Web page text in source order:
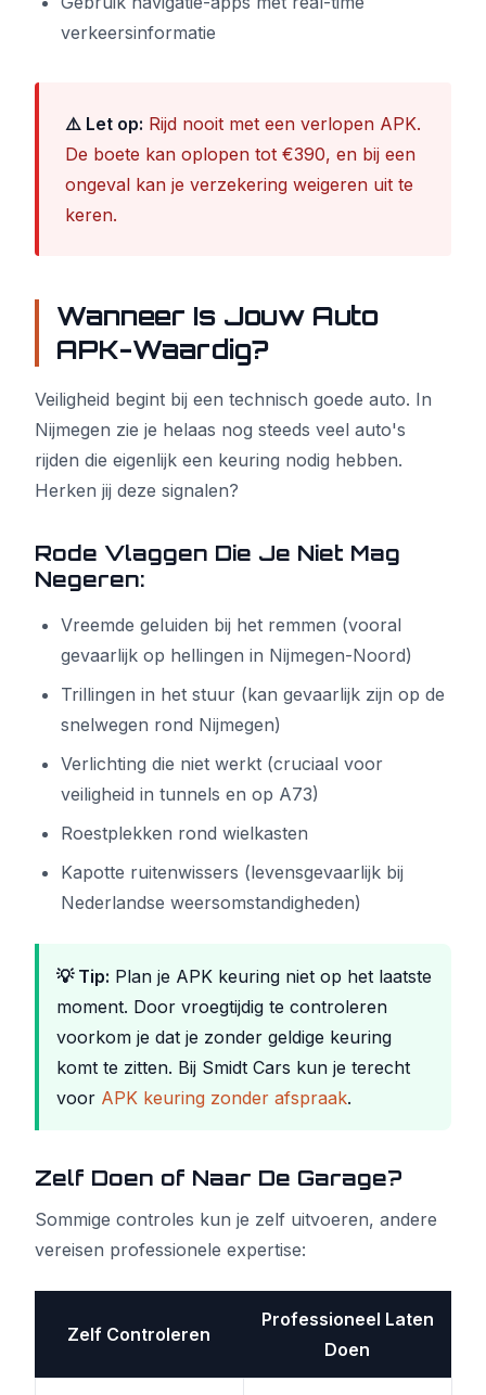
verkeersinformatie
⚠️ Let op: Rijd nooit met een verlopen APK.
De boete kan oplopen tot €390, en bij een
ongeval kan je verzekering weigeren uit te
keren.
Wanneer Is Jouw Auto
APK-Waardig?
Veiligheid begint bij een technisch goede auto. In
Nijmegen zie je helaas nog steeds veel auto's
rijden die eigenlijk een keuring nodig hebben.
Herken jij deze signalen?
Rode Vlaggen Die Je Niet Mag
Negeren:
Vreemde geluiden bij het remmen (vooral
gevaarlijk op hellingen in Nijmegen-Noord)
Trillingen in het stuur (kan gevaarlijk zijn op de
snelwegen rond Nijmegen)
Verlichting die niet werkt (cruciaal voor
veiligheid in tunnels en op A73)
Roestplekken rond wielkasten
Kapotte ruitenwissers (levensgevaarlijk bij
Nederlandse weersomstandigheden)
💡 Tip: Plan je APK keuring niet op het laatste
moment. Door vroegtijdig te controleren
voorkom je dat je zonder geldige keuring
komt te zitten. Bij Smidt Cars kun je terecht
voor APK keuring zonder afspraak.
Zelf Doen of Naar De Garage?
Sommige controles kun je zelf uitvoeren, andere
vereisen professionele expertise:
Zelf Controleren
Professioneel Laten
Doen